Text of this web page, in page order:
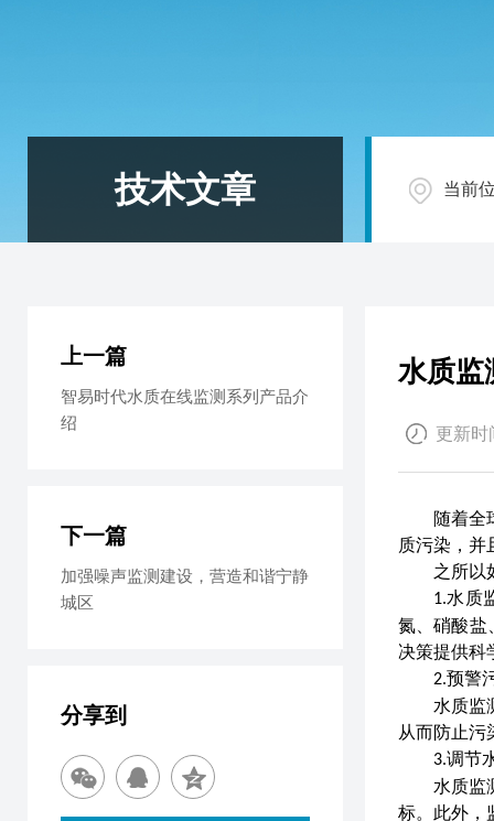
技术文章 当前
水质监
更新时
随着全
质污染，并
之所以
1.水质
氮 、硝酸
决策提供科
2.预警
水质监
从而防止污
3.调节
水质监
标。此外，
上一篇
智易时代水质在线监测系列产品介
绍
下一篇
加强噪声监测建设，营造和谐宁静
城区
分享到